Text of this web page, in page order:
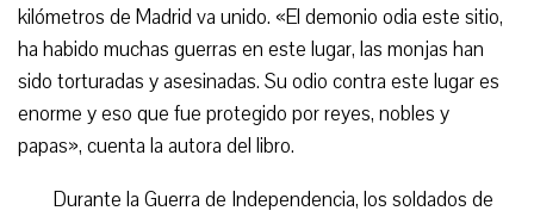
kilómetros de Madrid va unido. «El demonio odia este sitio,
ha habido muchas guerras en este lugar, las monjas han
sido torturadas y asesinadas. Su odio contra este lugar es
enorme y eso que fue protegido por reyes, nobles y
papas», cuenta la autora del libro.
Durante la Guerra de Independencia, los soldados de